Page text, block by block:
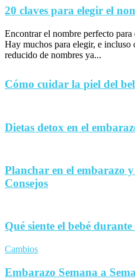
20 claves para elegir el
Encontrar el nombre perfecto
Hay muchos para elegir, e incluso
reducido de nombres ya...
Cómo cuidar la piel del
Dietas detox en el
Planchar en el embarazo
Consejos
Qué siente el bebé
Cambios
Embarazo Semana a